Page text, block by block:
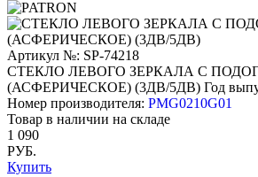
Артикул №: SP-74218
СТЕКЛО ЛЕВОГО ЗЕРКАЛА С
(АСФЕРИЧЕСКОЕ) (3ДВ/5ДВ) Год
Номер производителя: PMG0210G01
Товар в наличии на складе
1 090
РУБ.
Купить